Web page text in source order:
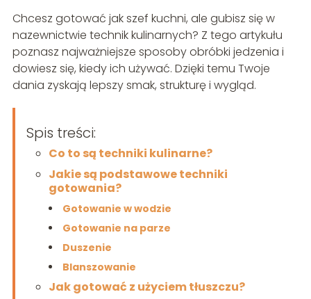
Chcesz gotować jak szef kuchni, ale gubisz się w
nazewnictwie technik kulinarnych? Z tego artykułu
poznasz najważniejsze sposoby obróbki jedzenia i
dowiesz się, kiedy ich używać. Dzięki temu Twoje
dania zyskają lepszy smak, strukturę i wygląd.
Spis treści:
Co to są techniki kulinarne?
Jakie są podstawowe techniki
gotowania?
Gotowanie w wodzie
Gotowanie na parze
Duszenie
Blanszowanie
Jak gotować z użyciem tłuszczu?